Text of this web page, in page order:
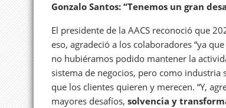
Gonzalo Santos: “Tenemos un gran
El presidente de la AACS reconoció que
eso, agradeció a los colaboradores “ya
no hubiéramos podido mantener la
sistema de negocios, pero como industria
que los clientes quieren y merecen. “Y,
mayores desafíos, solvencia y